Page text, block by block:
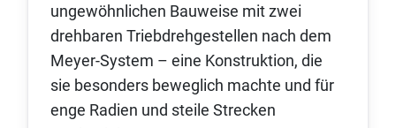
ungewöhnlichen Bauweise mit zwei
drehbaren Triebdrehgestellen nach dem
Meyer-System – eine Konstruktion, die
sie besonders beweglich machte und für
enge Radien und steile Strecken